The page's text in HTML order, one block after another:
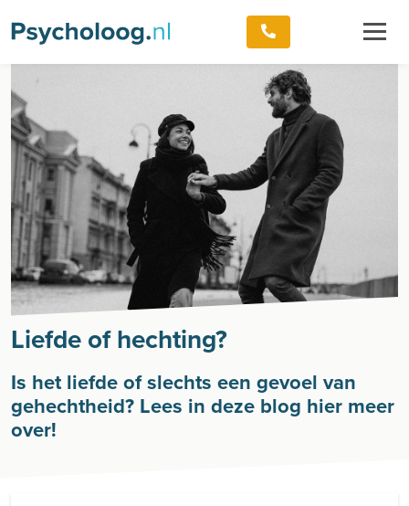
Liefde of hechting?
Is het liefde of slechts een gevoel van
gehechtheid? Lees in deze blog hier meer
over!